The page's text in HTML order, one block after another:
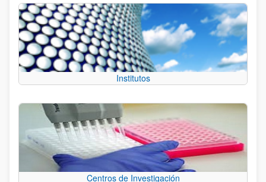
Institutos
Centros de Investigación